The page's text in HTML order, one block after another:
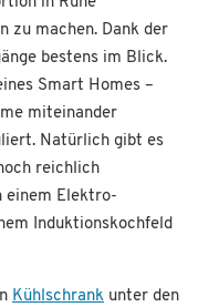
zu machen. Dank der
bestens im Blick.
Smart Homes –
miteinander
Natürlich gibt es
reichlich
einem Elektro-
Induktionskochfeld
Kühlschrank unter den